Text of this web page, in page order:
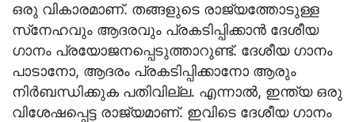
ഒരു വികാരമാണ്. തങ്ങളുടെ രാജ്യത്തോടുള്ള
സ്‌നേഹവും ആദരവും പ്രകടിപ്പിക്കാന്‍ ദേശീയ
ഗാനം പ്രയോജനപ്പെടുത്താറുണ്ട്. ദേശീയ ഗാനം
പാടാനോ, ആദരം പ്രകടിപ്പിക്കാനോ ആരും
നിര്‍ബന്ധിക്കുക പതിവില്ല. എന്നാല്‍, ഇന്ത്യ ഒരു
വിശേഷപ്പെട്ട രാജ്യമാണ്. ഇവിടെ ദേശീയ ഗാനം